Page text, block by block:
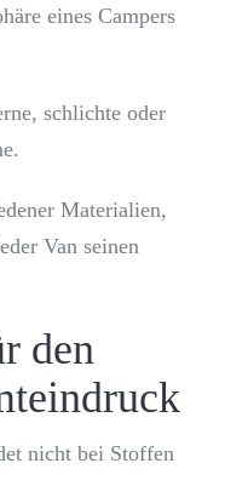
eines Campers
schlichte oder
Materialien,
Van seinen
den
nicht bei Stoffen